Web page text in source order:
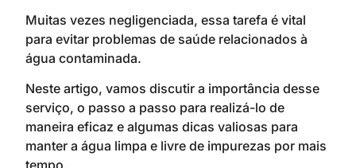
Muitas vezes negligenciada, essa tarefa é vital
para evitar problemas de saúde relacionados à
água contaminada.
Neste artigo, vamos discutir a importância desse
serviço, o passo a passo para realizá-lo de
maneira eficaz e algumas dicas valiosas para
manter a água limpa e livre de impurezas por mais